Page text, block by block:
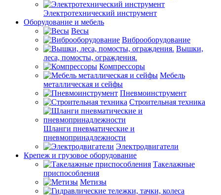
Электротехнический инструмент
Оборудование и мебель
Весы
Виброоборудование
Вышки,
леса, помосты, ограждения.
Компрессоры
Мебель
металлическая и сейфы
Пневмоинструмент
Строительная техника
Шланги пневматические и
пневмопринадлежности
Электродвигатели
Крепеж и грузовое оборудование
Такелажные
приспособления
Метизы